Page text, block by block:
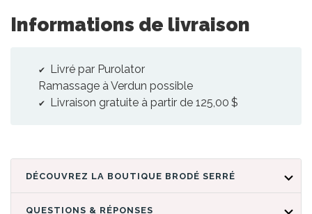
Informations de livraison
Livré par Purolator
Ramassage à Verdun possible
Livraison gratuite à partir de 125,00 $
DÉCOUVREZ LA BOUTIQUE BRODÉ SERRÉ
QUESTIONS & RÉPONSES